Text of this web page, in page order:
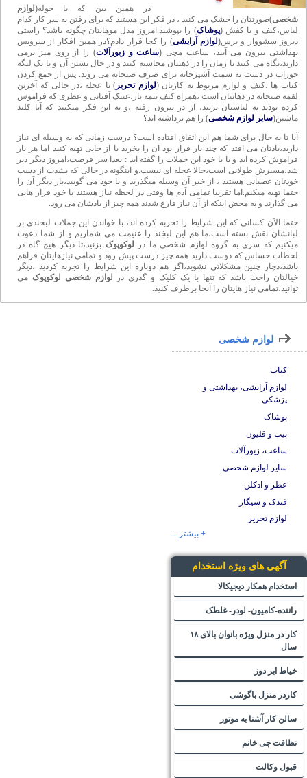
در همین بین که با حوله(لوازم
شخصی)صورتتان را خشک می کنید ، در فکر این هستید که برای رفتن به سر کار کدام
لباس،کیف و یا کفش (پوشاک) را بپوشید.امروز مدل موهایتان چگونه باشد؟ راستی
دیروز سشووار و برس(لوازم آرایشی) را کجا قرار دادم؟در همین افکار از سرویس
بهداشتی بیرون می آیید، ساعت مچی (ساعت و زیورآلات) را از روی میز برمی
دارید،نگاه می کنید تا زمان را در ذهنتان محاسبه کنید و در حال بستن آن و با یک لنگه
جوراب در دست به سمت آشپزخانه برای صرف صبحانه می روید. پس از جمع کردن
کتاب ها ،کیف و لوازم مربوط به کارتان (لوازم تحریر ) با عجله ،در حالی که آخرین
لقمه صبحانه در دهانتان است ،همراه کیف نیمه باز،عینک آفتابی و عطری که فراموش
کرده بودید به لباستان بزنید، از در بیرون رفته ،و به این فکر میکنید که آیا کلید
ماشین(سایر لوازم شخصی) را هم برداشته اید؟
آیا تا به حال برای شما هم این اتفاق افتاده است؟ درست زمانی که به وسیله ای نیاز
دارید،یادتان می افتد که چند بار قرار بود آن را بخرید یا از جایی تهیه کنید اما هر بار
فراموش کرده اید و یا با خود این جملات را گفته اید : بعدا سر فرصت،امروز دیگر دیر
شد،مسیرش طولانی است،حالا عجله ای نیست.و اینگونه در حالی که بشدت از دست
خودتان عصبانی هستید ، از خیر آن وسیله میگذرید و با خود می گویید،بار دیگر آن را
حتما تهیه میکنم.اما تقریبا تمامی آدم ها وقتی در لحظه نیاز هستند با خود قرار هایی
می گذارند و به محض اینکه از آن نیاز فارغ شدند همه چیز از یادشان می رود.
حتما الآن کسانی که این شرایط را تجربه کرده اند، با خواندن این جملات لبخندی بر
لبانشان نقش بسته است،ما هم این لبخند را غنیمت می شماریم و از شما دعوت
میکنیم که سری به گروه لوازم شخصی ما در لوکوپوک بزنید،تا دیگر هیچ گاه در
لحظات حساس که دوست دارید همه چیز درست پیش رود و تمامی نیازهایتان فراهم
باشد،دچار چنین مشکلاتی نشوید،اگر هم دوباره این شرایط را تجربه کردید ،دیگر
خیالتان راحت باشد که تنها با یک کلیک و گذری در لوازم شخصی لوکوپوک می
توانید،تمامی نیاز هایتان را آنجا برطرف کنید.
لوازم شخصی
کتاب
لوازم آرایشی، بهداشتی و
پزشکی
پوشاک
پیپ و قلیون
ساعت، زیورآلات
سایر لوازم شخصی
عطر و ادکلن
فندک و سیگار
لوازم تحریر
+ بیشتر ...
آگهی های ویژه استخدام
استخدام همکار دیجیکالا
راننده-کامیون- لودر- غلطک
کار در منزل ویژه بانوان بالای ۱۸
سال
خیاط ابر دوز
کاردر منزل باگوشی
سالن کار آشنا به موتور
نظافت چی خانم
قبول وکالت